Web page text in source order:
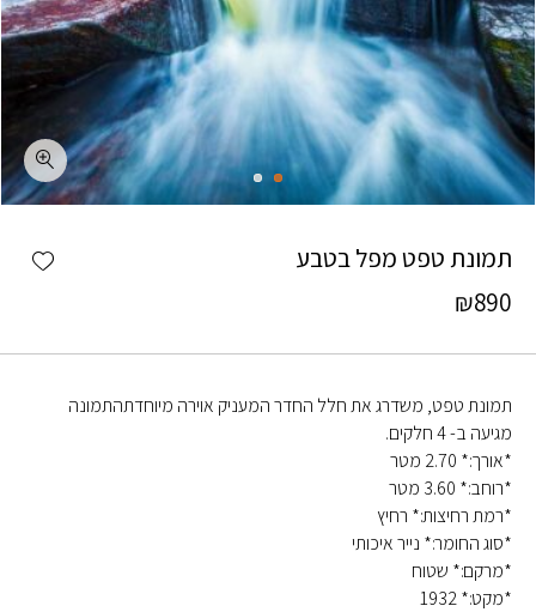
תמונת טפט מפל בטבע
₪890
תמונת טפט, משדרג את חלל החדר המעניק אוירה מיוחדתהתמונה
מגיעה ב- 4 חלקים.
*אורך:* 2.70 מטר
*רוחב:* 3.60 מטר
*רמת רחיצות:* רחיץ
*סוג החומר:* נייר איכותי
*מרקם:* שטוח
*מקט:* 1932